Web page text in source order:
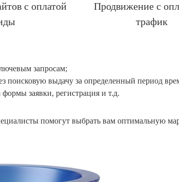
с оплатой
Продвижение с
трафик
запросам;
поисковую выдачу за определенный период
заявки, регистрация и т.д.
помогут выбрать вам оптимальную